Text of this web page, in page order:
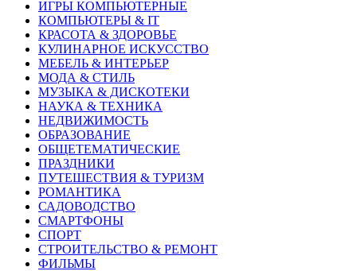
ИГРЫ КОМПЬЮТЕРНЫЕ
КОМПЬЮТЕРЫ & IT
КРАСОТА & ЗДОРОВЬЕ
КУЛИНАРНОЕ ИСКУССТВО
МЕБЕЛЬ & ИНТЕРЬЕР
МОДА & СТИЛЬ
МУЗЫКА & ДИСКОТЕКИ
НАУКА & ТЕХНИКА
НЕДВИЖИМОСТЬ
ОБРАЗОВАНИЕ
ОБЩЕТЕМАТИЧЕСКИЕ
ПРАЗДНИКИ
ПУТЕШЕСТВИЯ & ТУРИЗМ
РОМАНТИКА
САДОВОДСТВО
СМАРТФОНЫ
СПОРТ
СТРОИТЕЛЬСТВО & РЕМОНТ
ФИЛЬМЫ